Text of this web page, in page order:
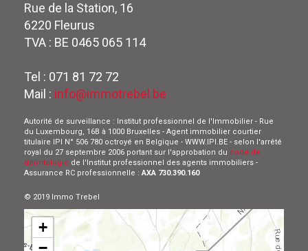
Rue de la Station, 16
6220 Fleurus
TVA : BE 0465 065 114
Tel : 071 81 72 72
Mail : info@immotrebel.be
Autorité de surveillance : Institut professionnel de l'Immobilier - Rue
du Luxembourg, 16B à 1000 Bruxelles - Agent immobilier courtier
titulaire IPI N° 506 780 octroyé en Belgique - WWW.IPI.BE - selon l'arrêté
royal du 27 septembre 2006 portant sur l'approbation du code de
déontologie de l'Institut professionnel des agents immobiliers -
Assurance RC professionnelle :AXA 730.390.160
© 2019 Immo Trebel
+